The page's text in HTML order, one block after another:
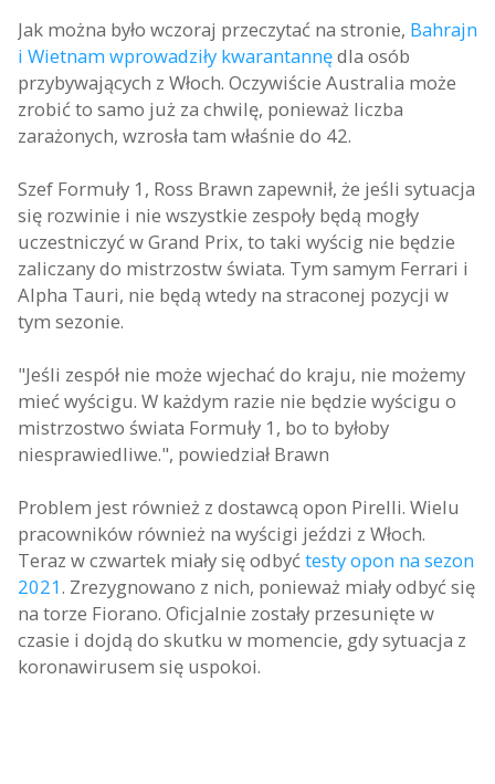
Jak można było wczoraj przeczytać na stronie, Bahrajn
i Wietnam wprowadziły kwarantannędla osób
przybywających z Włoch. Oczywiście Australia może
zrobić to samo już za chwilę, ponieważ liczba
zarażonych, wzrosła tam właśnie do 42.
Szef Formuły 1, Ross Brawn zapewnił, że jeśli sytuacja
się rozwinie i nie wszystkie zespoły będą mogły
uczestniczyć w Grand Prix, to taki wyścig nie będzie
zaliczany do mistrzostw świata. Tym samym Ferrari i
Alpha Tauri, nie będą wtedy na straconej pozycji w
tym sezonie.
"Jeśli zespół nie może wjechać do kraju, nie możemy
mieć wyścigu. W każdym razie nie będzie wyścigu o
mistrzostwo świata Formuły 1, bo to byłoby
niesprawiedliwe.", powiedział Brawn
Problem jest również z dostawcą opon Pirelli. Wielu
pracowników również na wyścigi jeździ z Włoch.
Teraz w czwartek miały się odbyćtesty opon na sezon
2021. Zrezygnowano z nich, ponieważ miały odbyć się
na torze Fiorano. Oficjalnie zostały przesunięte w
czasie i dojdą do skutku w momencie, gdy sytuacja z
koronawirusem się uspokoi.